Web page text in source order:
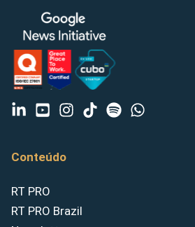
Conteúdo
RT PRO
RT PRO Brazil